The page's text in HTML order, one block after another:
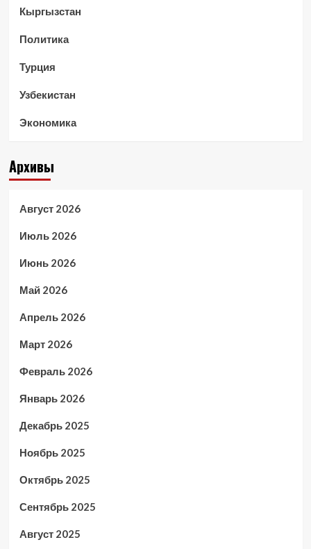
Кыргызстан
Политика
Турция
Узбекистан
Экономика
Архивы
Август 2026
Июль 2026
Июнь 2026
Май 2026
Апрель 2026
Март 2026
Февраль 2026
Январь 2026
Декабрь 2025
Ноябрь 2025
Октябрь 2025
Сентябрь 2025
Август 2025